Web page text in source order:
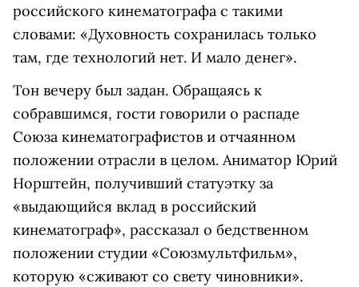
российского кинематографа с такими
словами: «Духовность сохранилась только
там, где технологий нет. И мало денег».
Тон вечеру был задан. Обращаясь к
собравшимся, гости говорили о распаде
Союза кинематографистов и отчаянном
положении отрасли в целом. Аниматор Юрий
Норштейн, получивший статуэтку за
«выдающийся вклад в российский
кинематограф», рассказал о бедственном
положении студии «Союзмультфильм»,
которую «сживают со свету чиновники».